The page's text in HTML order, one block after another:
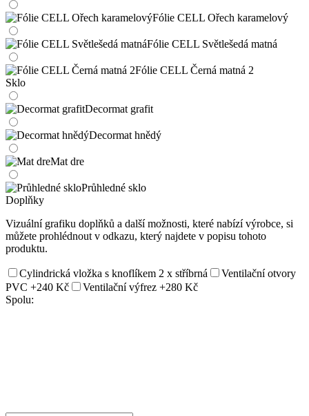
Fólie CELL Ořech karamelový
Fólie CELL Světlešedá matná
Fólie CELL Černá matná 2
Sklo
Decormat grafit
Decormat hnědý
Mat dre
Průhledné sklo
Doplňky
Vizuální grafiku doplňků a další možnosti, které nabízí výrobce, si
můžete prohlédnout v odkazu, který najdete v popisu tohoto
produktu.
Cylindrická vložka s knoflíkem 2 x stříbrná
Ventilační otvory
PVC +240 Kč Ventilační výfrez +280 Kč
Spolu: